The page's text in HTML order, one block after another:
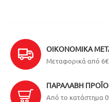
ΟΙΚΟΝΟΜΙΚΆ
Μεταφορικά από
ΠΑΡΑΛΑΒΉ
Από το κατάστημα